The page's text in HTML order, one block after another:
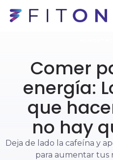
Comer
energía:
que
no hay
Deja de lado la cafeína y
para aumentar tus